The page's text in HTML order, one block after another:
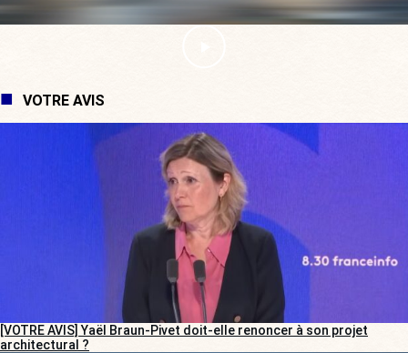
VOTRE AVIS
[VOTRE AVIS] Yaël Braun-Pivet doit-elle renoncer à son projet
architectural ?